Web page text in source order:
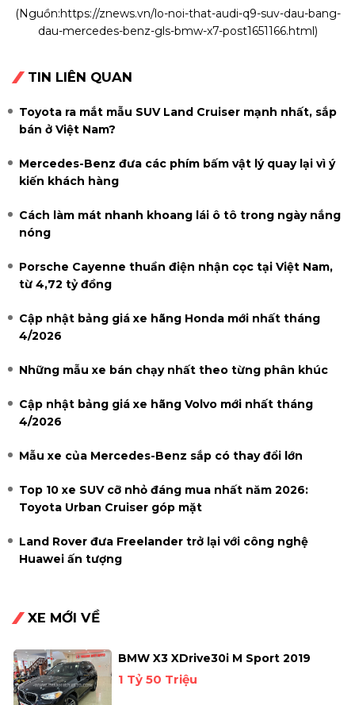
(Nguồn:https://znews.vn/lo-noi-that-audi-q9-suv-dau-bang-
dau-mercedes-benz-gls-bmw-x7-post1651166.html)
TIN LIÊN QUAN
Toyota ra mắt mẫu SUV Land Cruiser mạnh nhất, sắp
bán ở Việt Nam?
Mercedes-Benz đưa các phím bấm vật lý quay lại vì ý
kiến khách hàng
Cách làm mát nhanh khoang lái ô tô trong ngày nắng
nóng
Porsche Cayenne thuần điện nhận cọc tại Việt Nam,
từ 4,72 tỷ đồng
Cập nhật bảng giá xe hãng Honda mới nhất tháng
4/2026
Những mẫu xe bán chạy nhất theo từng phân khúc
Cập nhật bảng giá xe hãng Volvo mới nhất tháng
4/2026
Mẫu xe của Mercedes-Benz sắp có thay đổi lớn
Top 10 xe SUV cỡ nhỏ đáng mua nhất năm 2026:
Toyota Urban Cruiser góp mặt
Land Rover đưa Freelander trở lại với công nghệ
Huawei ấn tượng
XE MỚI VỀ
BMW X3 XDrive30i M Sport 2019
1 Tỷ 50 Triệu